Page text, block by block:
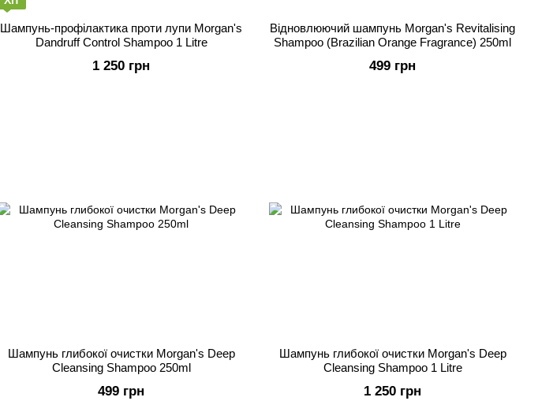
Шампунь-профілактика проти лупи Morgan's
Dandruff Control Shampoo 1 Litre
1 250 грн
Відновлюючий шампунь Morgan's Revitalising
Shampoo (Brazilian Orange Fragrance) 250ml
499 грн
Шампунь глибокої очистки Morgan's Deep
Cleansing Shampoo 250ml
499 грн
Шампунь глибокої очистки Morgan's Deep
Cleansing Shampoo 1 Litre
1 250 грн